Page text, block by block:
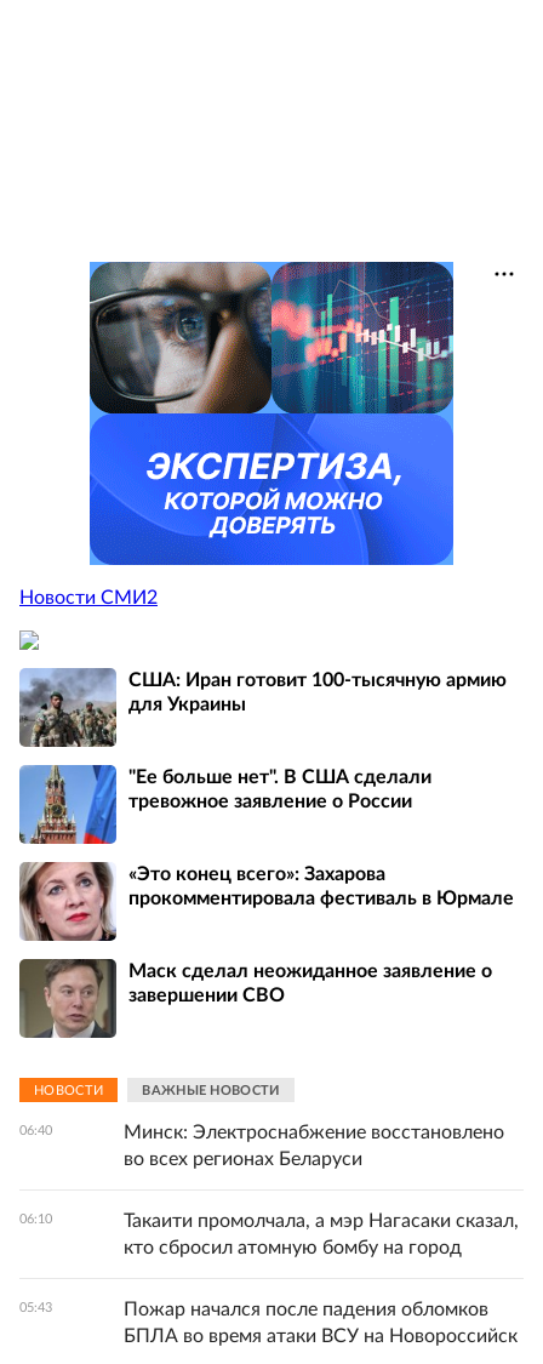
Новости СМИ2
США: Иран готовит 100-тысячную армию
для Украины
"Ее больше нет". В США сделали
тревожное заявление о России
«Это конец всего»: Захарова
прокомментировала фестиваль в Юрмале
Маск сделал неожиданное заявление о
завершении СВО
НОВОСТИ ВАЖНЫЕ НОВОСТИ
06:40
Минск: Электроснабжение восстановлено
во всех регионах Беларуси
06:10
Такаити промолчала, а мэр Нагасаки сказал,
кто сбросил атомную бомбу на город
05:43
Пожар начался после падения обломков
БПЛА во время атаки ВСУ на Новороссийск